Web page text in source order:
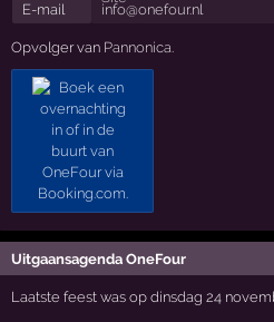
E-mail
info@onefour.nl
Opvolger van Pannonica
Uitgaansagenda OneFour
Laatste feest was op dinsdag 24